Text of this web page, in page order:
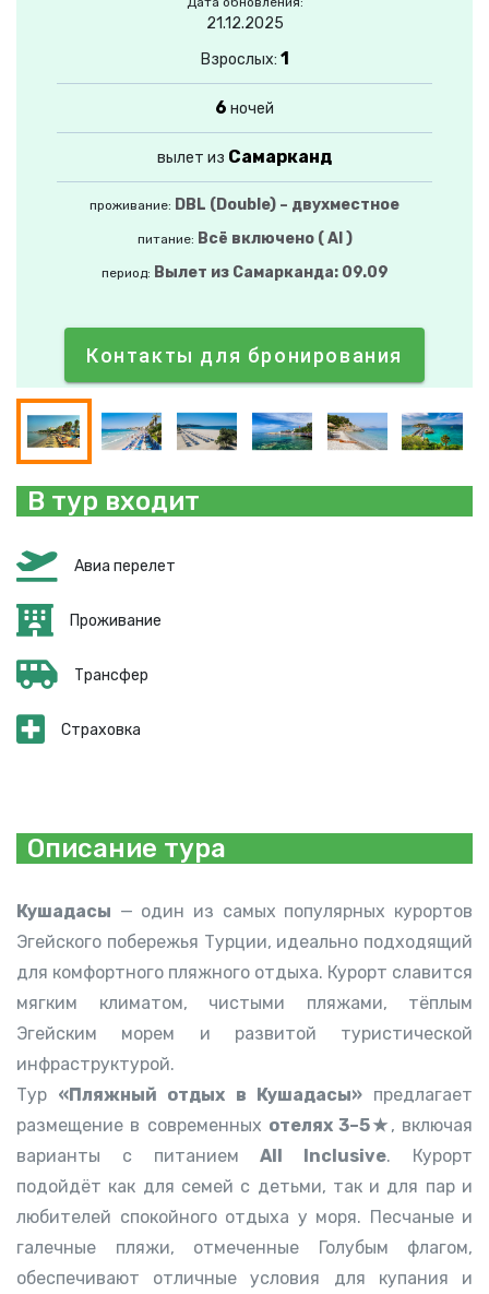
21.12.2025
Взрослых: 1
6 ночей
вылет из Самарканд
проживание: DBL (Double) – двухместное
питание: Всё включено ( AI )
период: Вылет из Самарканда: 09.09
Контакты для бронирования
В тур входит
Авиа перелет
Проживание
Трансфер
Страховка
Описание тура
Кушадасы — один из самых популярных курортов
Эгейского побережья Турции, идеально подходящий
для комфортного пляжного отдыха. Курорт славится
мягким климатом, чистыми пляжами, тёплым
Эгейским морем и развитой туристической
инфраструктурой.
Тур «Пляжный отдых в Кушадасы»предлагает
размещение в современных отелях 3–5★ , включая
варианты с питаниемAll Inclusive. Курорт
подойдёт как для семей с детьми, так и для пар и
любителей спокойного отдыха у моря. Песчаные и
галечные пляжи, отмеченные Голубым флагом,
обеспечивают отличные условия для купания и